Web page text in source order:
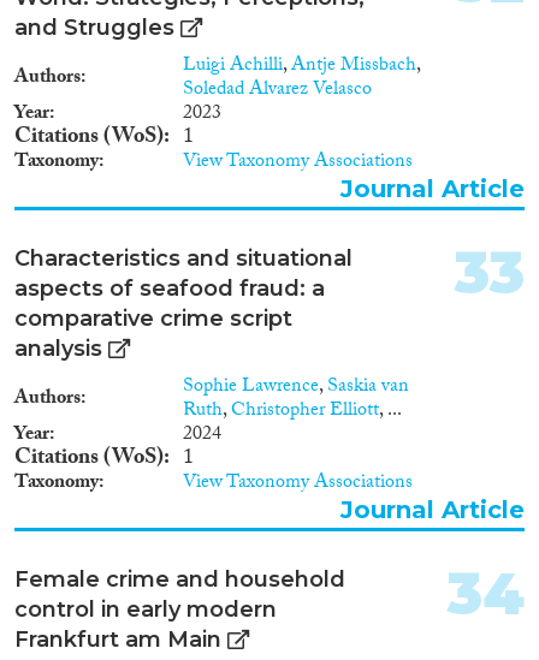
and Struggles
Authors Luigi Achilli,Antje Missbach,
Soledad Alvarez Velasco
Year 2023
Citations (WoS) 1
Taxonomy View Taxonomy Associations
Journal Article
Characteristics and situational
aspects of seafood fraud: a
comparative crime script
analysis
Authors Sophie Lawrence,Saskia van
Ruth,Christopher Elliott, ...
Year 2024
Citations (WoS) 1
Taxonomy View Taxonomy Associations
33
Journal Article
Female crime and household
control in early modern
Frankfurt am Main
34